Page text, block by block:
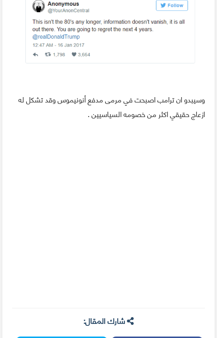
وسيبدو ان ترامب اصبحت في مرمى مدفع أنونيموس وقد تشكل له
ازعاج حقيقي اكثر من خصومه السياسيين .
شارك المقال: